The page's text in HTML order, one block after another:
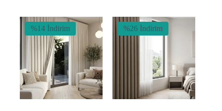
%14 İndirim %26 İndirim